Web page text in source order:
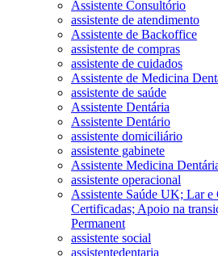
Assistente Consultório
assistente de atendimento
Assistente de Backoffice
assistente de compras
assistente de cuidados
Assistente de Medicina
assistente de saúde
Assistente Dentária
Assistente Dentário
assistente domiciliário
assistente gabinete
Assistente Medicina
assistente operacional
Assistente Saúde UK; Lar e
Certificadas; Apoio na
Permanent
assistente social
assistentedentaria